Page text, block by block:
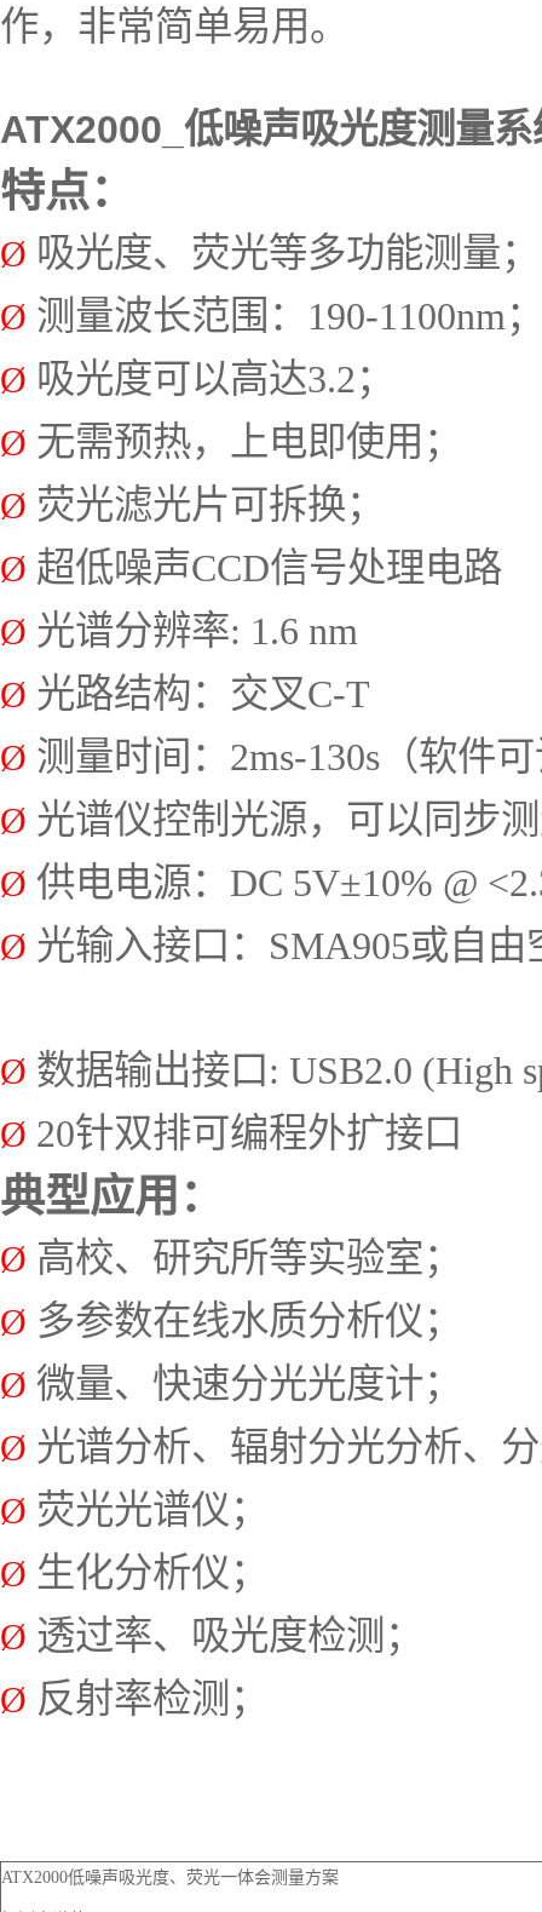
作，非常简单易用。
ATX2000_低噪声吸光度测量
特点：
Ø 吸光度、荧光等多功能测量；
Ø 测量波长范围：190-1100nm
Ø 吸光度可以高达3.2；
Ø 无需预热，上电即使用；
Ø 荧光滤光片可拆换；
Ø 超低噪声CCD信号处理电路
Ø 光谱分辨率: 1.6 nm
Ø 光路结构：交叉C-T
Ø 测量时间 ：2ms-130s （软件
Ø 光谱仪控制光源，可以同步
Ø 供电电源：DC 5V±10% @
Ø 光输入接口 ： SMA905或自由
Ø 数据输出接口: USB2.0 (High
Ø 20针双排可编程外扩接口
典型应用 ：
Ø 高校、研究所等实验室；
Ø 多参数在线水质分析仪；
Ø 微量、快速分光光度计；
Ø 光谱分析、辐射分光分析、
Ø 荧光光谱仪；
Ø 生化分析仪；
Ø 透过率、吸光度检测；
Ø 反射率检测；
ATX2000低噪声吸光度、荧光一体会测量方案